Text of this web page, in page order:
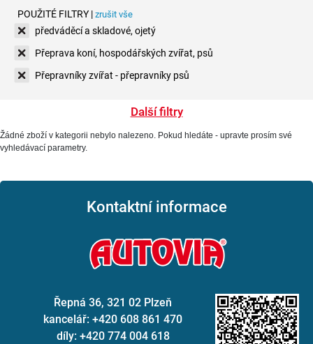
POUŽITÉ FILTRY |zrušit vše
předváděcí a skladové, ojetý
Přeprava koní, hospodářských zvířat, psů
Přepravníky zvířat - přepravníky psů
Další filtry
Žádné zboží v kategorii nebylo nalezeno. Pokud hledáte - upravte prosím své
vyhledávací parametry.
Kontaktní informace
Řepná 36, 321 02 Plzeň
kancelář: +420 608 861 470
díly: +420 774 004 618